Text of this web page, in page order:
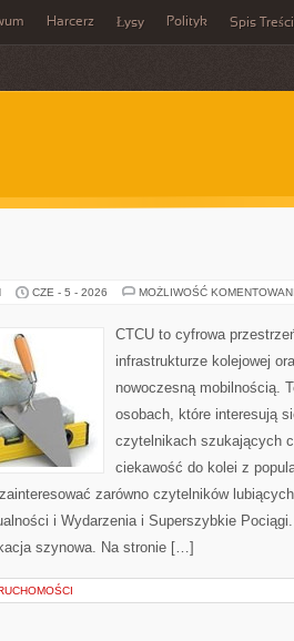
Harcerz Łysy Polityk Spis Treści
CZE - 5 - 2026 MOŻLIWOŚĆ
CTCU to cyfrowa
infrastrukturze kolejowej
nowoczesną mobilnością.
osobach, które interesują
czytelnikach szukających
ciekawość do kolei z
zarówno czytelników
i Wydarzenia i Superszybkie
szynowa. Na stronie […]